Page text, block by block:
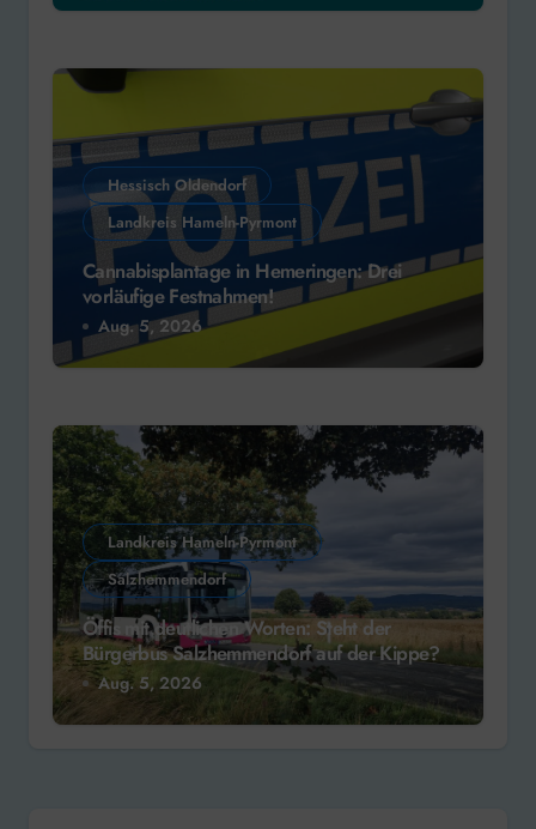
Hessisch Oldendorf
Landkreis Hameln-Pyrmont
Cannabisplantage in Hemeringen: Drei
vorläufige Festnahmen!
Aug. 5, 2026
Landkreis Hameln-Pyrmont
Salzhemmendorf
Öffis mit deutlichen Worten: Steht der
Bürgerbus Salzhemmendorf auf der Kippe?
Aug. 5, 2026